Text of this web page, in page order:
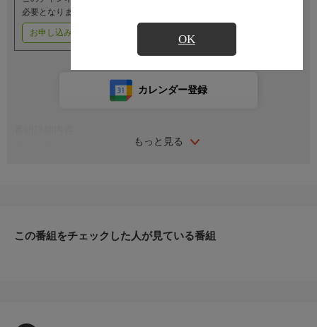
OK
必要となります。
お申し込みはこちら
もっと見る
カレンダー登録
を延ばしてくれと言われた時に、「待った」してあげたではない
この番組をチェックした人が見ている番組